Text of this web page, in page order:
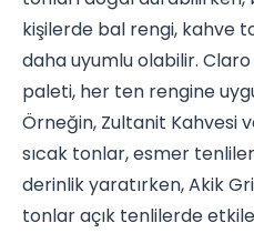
kişilerde bal rengi, kahve
daha uyumlu olabilir. Claro
paleti, her ten rengine
Örneğin, Zultanit Kahvesi
sıcak tonlar, esmer
derinlik yaratırken, Akik
tonlar açık tenlilerde